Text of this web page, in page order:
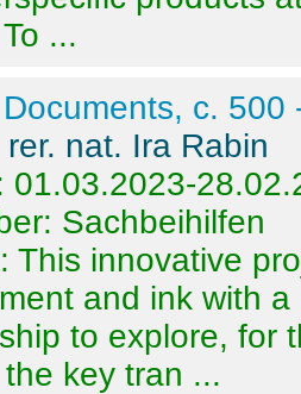
...
c. 500
rer. nat. Ira Rabin
01.03.2023-
Sachbeihilfen
This innovative
and ink with
to explore, for
key tran ...